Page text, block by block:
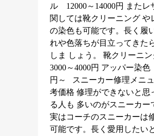
ル 12000～14000円 またレ
関しては靴クリーニング や
の染色も可能です。長く履
れや色落ちが目立ってきた
しま しょう。 靴クリーニ
3000～4000円 アッパー染
円～ スニーカー修理メニ
考価格 修理ができないと思
る人も 多いのがスニーカー
実はコーチのスニーカーは
可能です。長く愛用したい